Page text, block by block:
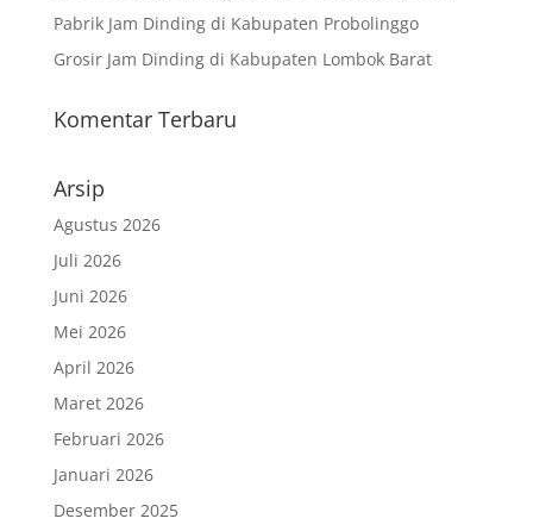
Pabrik Jam Dinding di Kabupaten Probolinggo
Grosir Jam Dinding di Kabupaten Lombok Barat
Komentar Terbaru
Arsip
Agustus 2026
Juli 2026
Juni 2026
Mei 2026
April 2026
Maret 2026
Februari 2026
Januari 2026
Desember 2025